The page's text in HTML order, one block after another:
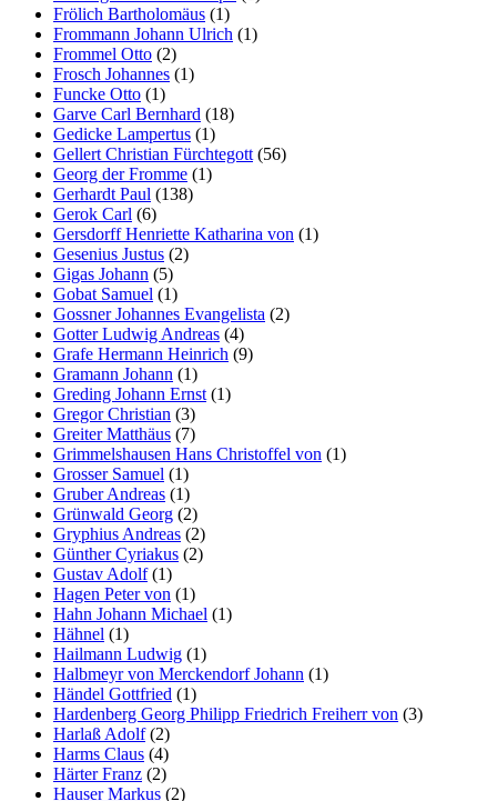
Frölich Bartholomäus (1)
Frommann Johann Ulrich (1)
Frommel Otto (2)
Frosch Johannes (1)
Funcke Otto (1)
Garve Carl Bernhard (18)
Gedicke Lampertus (1)
Gellert Christian Fürchtegott (56)
Georg der Fromme (1)
Gerhardt Paul (138)
Gerok Carl (6)
Gersdorff Henriette Katharina von (1)
Gesenius Justus (2)
Gigas Johann (5)
Gobat Samuel (1)
Gossner Johannes Evangelista (2)
Gotter Ludwig Andreas (4)
Grafe Hermann Heinrich (9)
Gramann Johann (1)
Greding Johann Ernst (1)
Gregor Christian (3)
Greiter Matthäus (7)
Grimmelshausen Hans Christoffel von (1)
Grosser Samuel (1)
Gruber Andreas (1)
Grünwald Georg (2)
Gryphius Andreas (2)
Günther Cyriakus (2)
Gustav Adolf(1)
Hagen Peter von (1)
Hahn Johann Michael (1)
Hähnel (1)
Hailmann Ludwig (1)
Halbmeyr von Merckendorf Johann (1)
Händel Gottfried (1)
Hardenberg Georg Philipp Friedrich Freiherr von (3)
Harlaß Adolf(2)
Harms Claus (4)
Härter Franz (2)
Hauser Markus (2)